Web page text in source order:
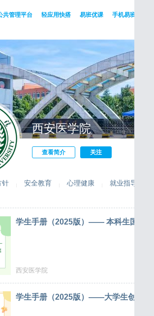
共管理平台 轻应用快搭 易班优课 手机易班
西安医学院
查看简介 关注
针 安全教育 心理健康 就业指导
学生手册（2025版）—— 本科生国家
西安医学院
学生手册（2025版）——大学生创新创